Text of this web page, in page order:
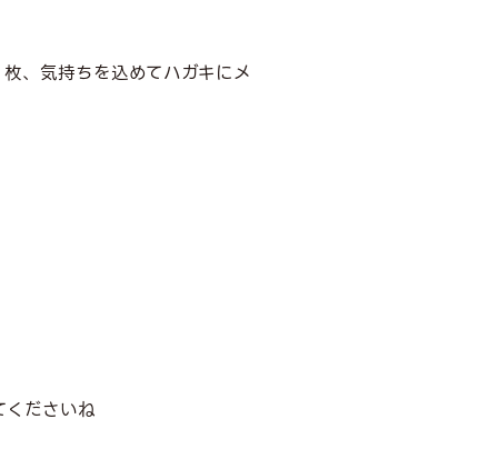
、気持ちを込めてハガキにメ
くださいね